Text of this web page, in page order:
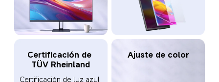
Certificación de
TÜV Rheinland
Certificación de luz azul
Ajuste de color